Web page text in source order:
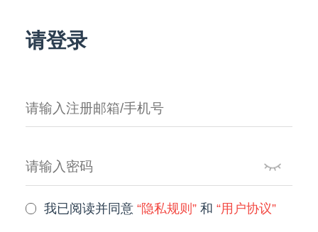
请登录
我已阅读并同意“隐私规则” 和“用户协议”